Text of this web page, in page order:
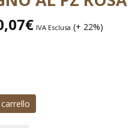
€ IVA Esclusa (+ 22%)